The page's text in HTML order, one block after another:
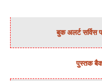
बुक अलर्ट
पुस्तक